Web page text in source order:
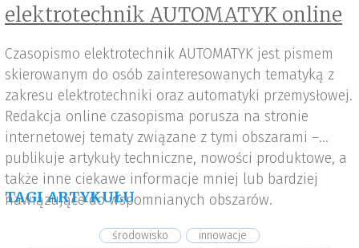
elektrotechnik AUTOMATYK online
Czasopismo elektrotechnik AUTOMATYK jest pismem
skierowanym do osób zainteresowanych tematyką z
zakresu elektrotechniki oraz automatyki przemysłowej.
Redakcja online czasopisma porusza na stronie
internetowej tematy związane z tymi obszarami –
publikuje artykuły techniczne, nowości produktowe, a
także inne ciekawe informacje mniej lub bardziej
nawiązujące do wspomnianych obszarów.
TAGI ARTYKUŁU
środowisko
innowacje